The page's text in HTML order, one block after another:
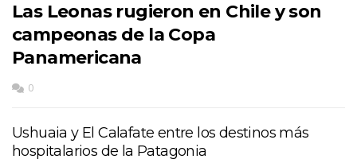
Las Leonas rugieron en Chile y son
campeonas de la Copa
Panamericana
0
Ushuaia y El Calafate entre los destinos más
hospitalarios de la Patagonia